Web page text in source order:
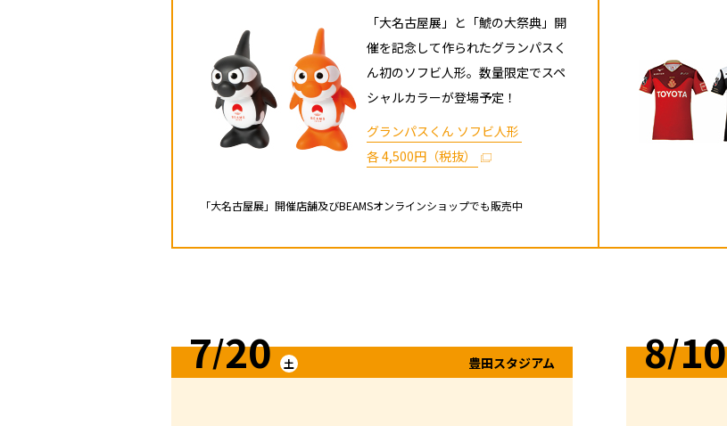
「大名古屋展」と「鯱の大祭典」開
催を記念して作られたグランパスく
ん初のソフビ人形。数量限定でスペ
シャルカラーが登場予定！
グランパスくん ソフビ人形
各 4,500円 （税抜）
「大名古屋展」開催店舗及びBEAMSオンラインショップでも販売中
7/20 土 豊田スタジアム 8/10